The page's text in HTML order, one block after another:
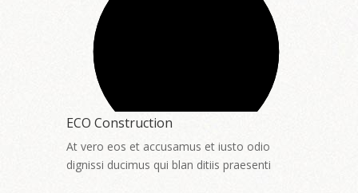
ECO Construction
At vero eos et accusamus et iusto odio
dignissi ducimus qui blan ditiis praesenti